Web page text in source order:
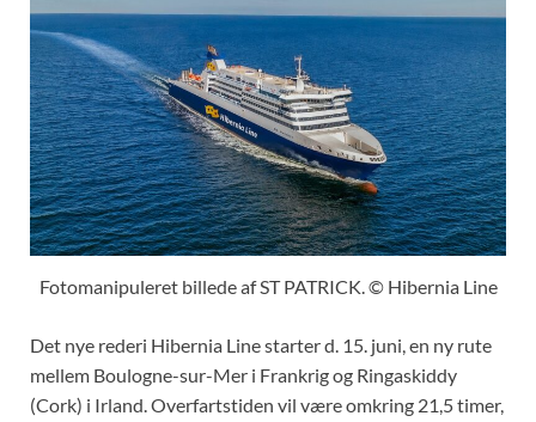
Fotomanipuleret billede af ST PATRICK. © Hibernia Line
Det nye rederi Hibernia Line starter d. 15. juni, en ny rute
mellem Boulogne-sur-Mer i Frankrig og Ringaskiddy
(Cork) i Irland. Overfartstiden vil være omkring 21,5 timer,